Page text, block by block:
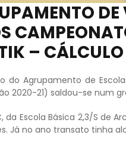
DE
–
do Agrupamento de
2020-21) saldou-se num
da Escola Básica 2,3/S de
Já no ano transato tinha